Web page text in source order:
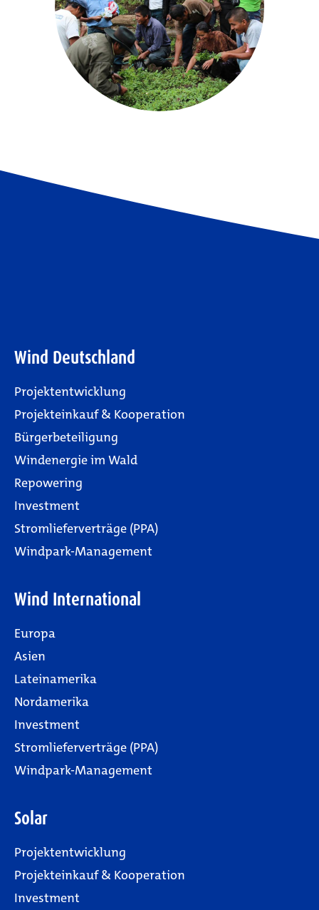
Wind Deutschland
Projektentwicklung
Projekteinkauf & Kooperation
Bürgerbeteiligung
Windenergie im Wald
Repowering
Investment
Stromlieferverträge (PPA)
Windpark-Management
Wind International
Europa
Asien
Lateinamerika
Nordamerika
Investment
Stromlieferverträge (PPA)
Windpark-Management
Solar
Projektentwicklung
Projekteinkauf & Kooperation
Investment